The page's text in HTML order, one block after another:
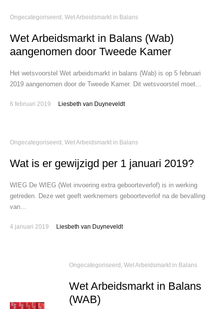
Ongecategoriseerd , Wet Arbeidsmarkt in Balans
Wet Arbeidsmarkt in Balans (Wab)
aangenomen door Tweede Kamer
Het wetsvoorstel Wet arbeidsmarkt in balans (Wab) is op 5 februari
2019 aangenomen door de Tweede Kamer. Dit wetsvoorstel moet...
6 februari 2019 Liesbeth van Duyneveldt
Ongecategoriseerd , Wet Arbeidsmarkt in Balans
Wat is er gewijzigd per 1 januari 2019?
WIEG De WIEG (Wet invoering extra geboorteverlof) is in werking
getreden. Deze wet geeft werknemers geboorteverlof na de bevalling
van...
4 januari 2019 Liesbeth van Duyneveldt
Ongecategoriseerd ,Wet Arbeidsmarkt in Balans
Wet Arbeidsmarkt in Balans
(WAB)